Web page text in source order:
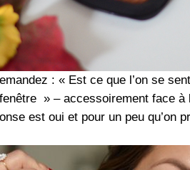
: « Est ce que l’on se
» – accessoirement face
est oui et pour un peu qu’on